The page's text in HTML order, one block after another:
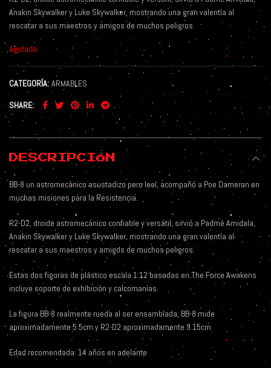
Anakin Skywalker y Luke Skywalker, mostrando una gran valentía al
rescatar a sus maestros y amigos de muchos peligros.
Agotado
CATEGORÍA: ARMABLES
SHARE
DESCRIPCIÓN
BB-8 un astromecánico asustadizo pero leal, acompañó a Poe Dameron en
muchas misiones para la Resistencia.
R2-D2, droide astromecánico confiable y versátil, sirvió a Padmé Amidala,
Anakin Skywalker y Luke Skywalker, mostrando una gran valentía al
rescatar a sus maestros y amigos de muchos peligros.
Estas dos figuras de plástico escala 1:12 basadas en The Force Awakens
incluye soporte de exhibición y calcomanías.
La figura BB-8 realmente rueda al ser ensamblada, BB-8 mide
aproximadamente 5.5cm y R2-D2 aproximadamente 9.15cm
Edad recomendada: 14 años en adelante